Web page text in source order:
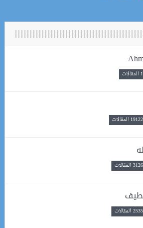
1 المقالات
19122 المقالات
3126 المقالات
2535 المقالات